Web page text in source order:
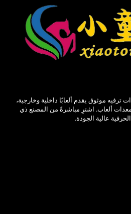
ترفيه موثوق يقدم ألعابًا داخلية وخارجية،
ألعاب. اشترِ مباشرةً من المصنع ذي